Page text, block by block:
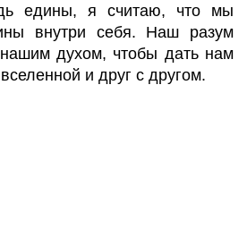
едины, я считаю, что мы
внутри себя. Наш разум
духом, чтобы дать нам
и друг с другом.